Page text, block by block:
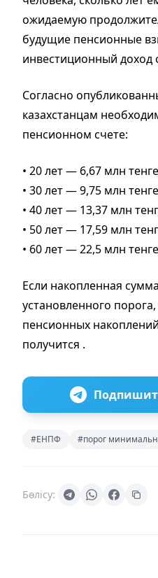
ожидаемую
будущие пенсионные
инвестиционный доход
Согласно
казахстанцам
пенсионном счете:
• 20 лет — 6,67 млн
• 30 лет — 9,75 млн
• 40 лет — 13,37 млн
• 50 лет — 17,59 млн
• 60 лет — 22,5 млн
Если накопленная
установленного
пенсионных
получится .
#ЕНПФ #порог
Бөлісу: